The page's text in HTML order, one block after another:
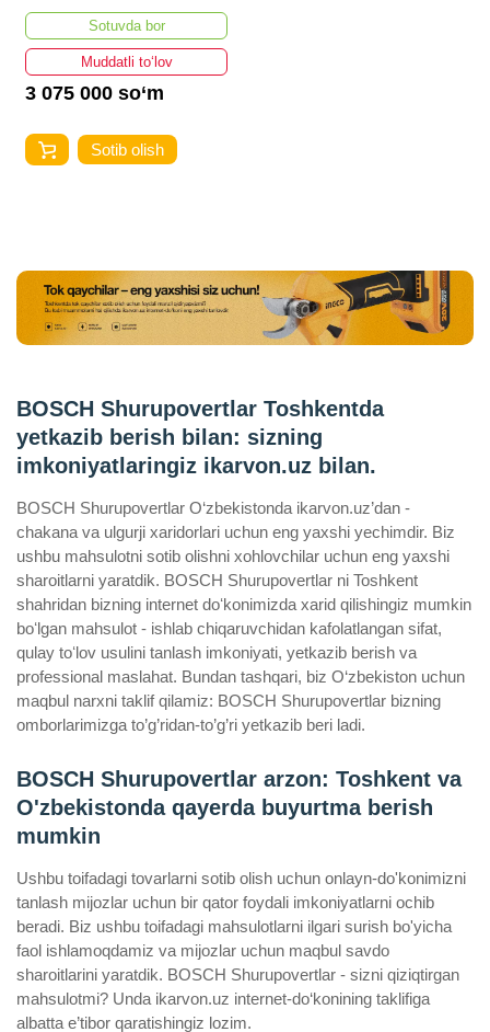
GSR 18V-50 2x2.0Ah
Sotuvda bor
Muddatli to‘lov
3 075 000 so‘m
Sotib olish
BOSCH Shurupovertlar Toshkentda
yetkazib berish bilan: sizning
imkoniyatlaringiz ikarvon.uz bilan.
BOSCH Shurupovertlar O‘zbekistonda ikarvon.uz’dan -
chakana va ulgurji xaridorlari uchun eng yaxshi yechimdir. Biz
ushbu mahsulotni sotib olishni xohlovchilar uchun eng yaxshi
sharoitlarni yaratdik. BOSCH Shurupovertlar ni Toshkent
shahridan bizning internet doʻkonimizda xarid qilishingiz mumkin
boʻlgan mahsulot - ishlab chiqaruvchidan kafolatlangan sifat,
qulay toʻlov usulini tanlash imkoniyati, yetkazib berish va
professional maslahat. Bundan tashqari, biz O‘zbekiston uchun
maqbul narxni taklif qilamiz: BOSCH Shurupovertlar bizning
omborlarimizga to’g’ridan-to’g’ri yetkazib beri ladi.
BOSCH Shurupovertlar arzon: Toshkent va
O'zbekistonda qayerda buyurtma berish
mumkin
Ushbu toifadagi tovarlarni sotib olish uchun onlayn-do'konimizni
tanlash mijozlar uchun bir qator foydali imkoniyatlarni ochib
beradi. Biz ushbu toifadagi mahsulotlarni ilgari surish bo'yicha
faol ishlamoqdamiz va mijozlar uchun maqbul savdo
sharoitlarini yaratdik. BOSCH Shurupovertlar - sizni qiziqtirgan
mahsulotmi? Unda ikarvon.uz internet-do‘konining taklifiga
albatta e’tibor qaratishingiz lozim.